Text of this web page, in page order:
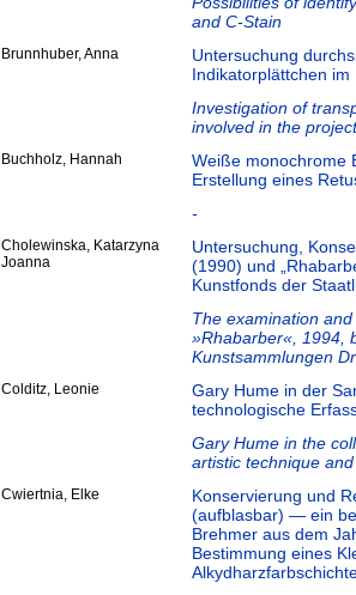
and C-Stain
Brunnhuber, Anna
Untersuchung
Indikatorplättchen im
Investigation of
involved in the
Buchholz, Hannah
Weiße monochrome
Erstellung eines
-
Cholewinska, Katarzyna
Joanna
Untersuchung,
(1990) und
Kunstfonds der
The examination
»Rhabarber«, 1994,
Kunstsammlungen
Colditz, Leonie
Gary Hume in der
technologische
Gary Hume in the
artistic technique
Cwiertnia, Elke
Konservierung und
(aufblasbar) ― ein
Brehmer aus dem
Bestimmung eines